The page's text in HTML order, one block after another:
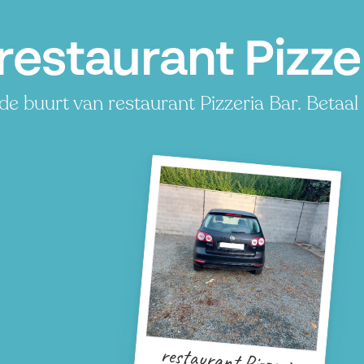
buurt van restaurant Pizzeria Bar.